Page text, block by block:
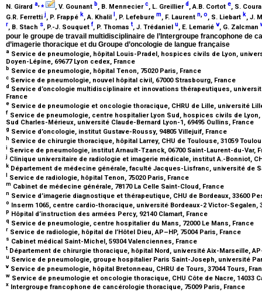
N. Girard a,⁎ , V. Gounant b, B. Mennecierc, L. Greillierd , A.B. Cortot e, S.
G.R. Ferrettij, P. Frappé k, A. Khalil , P. Lefebure m, F. Laurent n o, S. Liebart k, J.
r, B. Stach s, P.-J. Souquet f, P. Thomas t, J. Trédaniel u, E. Lemarié v, G. Zalcman
pour le groupe de travail multidisciplinaire de l’Intergroupe francophone de
d’imagerie thoracique et du Groupe d’oncologie de langue française
a Service de pneumologie, hôpital Louis-Pradel, hospices civils de Lyon,
Doyen-Lépine, 69677 Lyon cedex, France
b Service de pneumologie, hôpital Tenon, 75020 Paris, France
c Service de pneumologie, nouvel hôpital civil, 67000 Strasbourg, France
d Service d’oncologie multidisciplinaire et innovations thérapeutiques,
France
e Service de pneumologie et oncologie thoracique, CHRU de Lille, université
f Service de pneumologie, centre hospitalier Lyon Sud, hospices civils de
Sud Charles-Mérieux, université Claude-Bernard Lyon-1, 69495 Oullins, France
g Service d’oncologie, institut Gustave-Roussy, 94805 Villejuif, France
h Service de chirurgie thoracique, hôpital Larrey, CHU de Toulouse, 31059
i Service de pneumologie, institut Arnault-Tzanck, 06700 Saint-Laurent-du-Var,
j Clinique universitaire de radiologie et imagerie médicale, institut A.-Bonniot,
k Département de médecine générale, faculté Jacques-Lisfranc, université de
Service de radiologie, hôpital Tenon, 75020 Paris, France
m Cabinet de médecine générale, 78170 La Celle Saint-Cloud, France
n Service d’imagerie diagnostique et thérapeutique, CHU de Bordeaux, 33600
o Inserm 1065, centre cardio-thoracique, université Bordeaux-2 Victor-Segalen,
p Hôpital d’instruction des armées Percy, 92140 Clamart, France
q Service de pneumologie, centre hospitalier du Mans, 72000 Le Mans, France
r Service de radiologie, hôpital de l’Hôtel Dieu, AP–HP, 75004 Paris, France
s Cabinet médical Saint-Michel, 59304 Valenciennes, France
t Département de chirurgie thoracique, hôpital Nord, université Aix-Marseille,
u Service de pneumologie, groupe hospitalier Paris Saint-Joseph, université
v Service de pneumologie, hôpital Bretonneau, CHRU de Tours, 37044 Tours,
w Service de pneumologie et oncologie thoracique, CHU Côte de Nacre, 14033
x Intergroupe francophone de cancérologie thoracique, 75009 Paris, France